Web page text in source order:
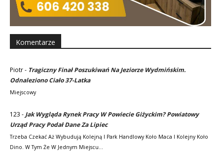
Komentarze
Piotr- Tragiczny Finał Poszukiwań Na Jeziorze Wydmińskim.
Odnaleziono Ciało 37-Latka
Miejscowy
123 - Jak Wygląda Rynek Pracy W Powiecie Giżyckim? Powiatowy
Urząd Pracy Podał Dane Za Lipiec
Trzeba Czekać Aż Wybudują Kolejną I Park Handlowy Koło Maca I Kolejny Koło
Dino. W Tym Że W Jednym Miejscu…